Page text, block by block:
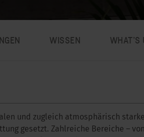
WISSEN WHAT’S
und zugleich atmosphärisch
gesetzt. Zahlreiche Bereiche –